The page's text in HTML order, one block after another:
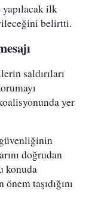
ilk
belirtti.
saldırıları
yer
doğrudan
konuda
taşıdığını